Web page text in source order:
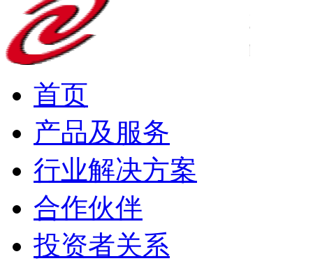
首页
产品及服务
行业解决方案
合作伙伴
投资者关系